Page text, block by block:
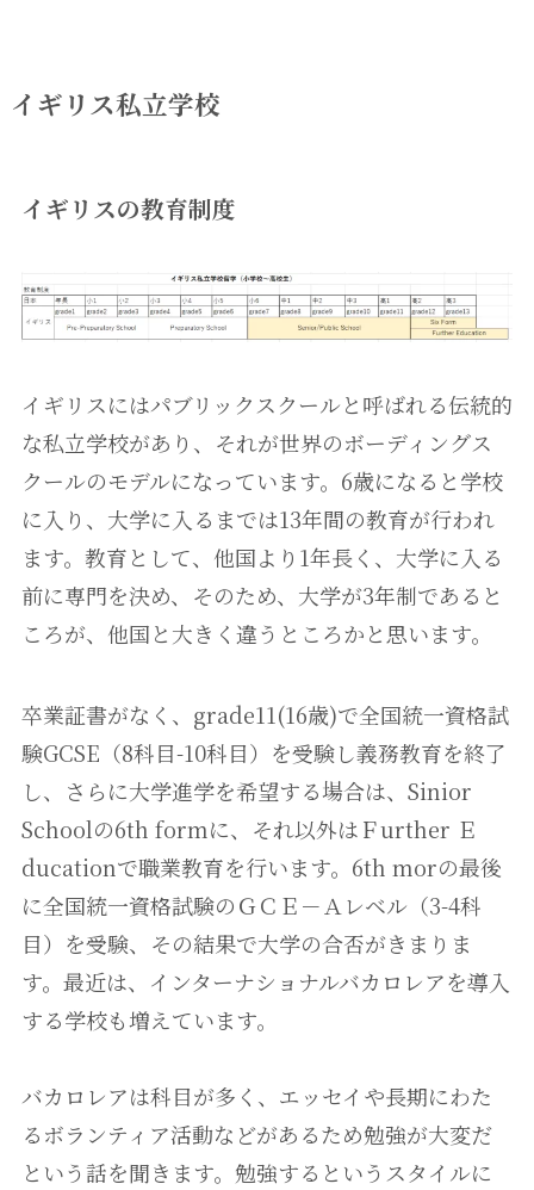
イギリス私立学校
イギリスの教育制度
イギリスにはパブリックスクールと呼ばれる伝統的
な私立学校があり、それが世界のボーディングス
クールのモデルになっています。6歳になると学校
に入り、大学に入るまでは13年間の教育が行われ
ます。教育として、他国より1年長く、大学に入る
前に専門を決め、そのため、大学が3年制であると
ころが、他国と大きく違うところかと思います。
卒業証書がなく、grade11(16歳)で全国統一資格試
験GCSE（8科目-10科目）を受験し義務教育を終了
し、さらに大学進学を希望する場合は、Sinior
Schoolの6th formに、それ以外はＦurther Ｅ
ducationで職業教育を行います。6th morの最後
に全国統一資格試験のＧＣＥ－Ａレベル（3-4科
目）を受験、その結果で大学の合否がきまりま
す。最近は、インターナショナルバカロレアを導入
する学校も増えています。
バカロレアは科目が多く、エッセイや長期にわた
るボランティア活動などがあるため勉強が大変だ
という話を聞きます。勉強するというスタイルに